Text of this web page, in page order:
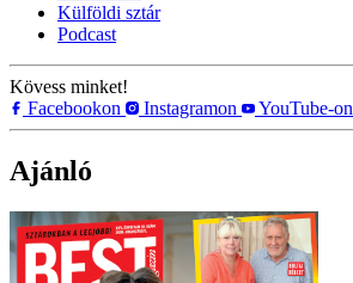
Külföldi sztár
Podcast
Kövess minket!
Facebookon
Instagramon YouTube-on
Ajánló